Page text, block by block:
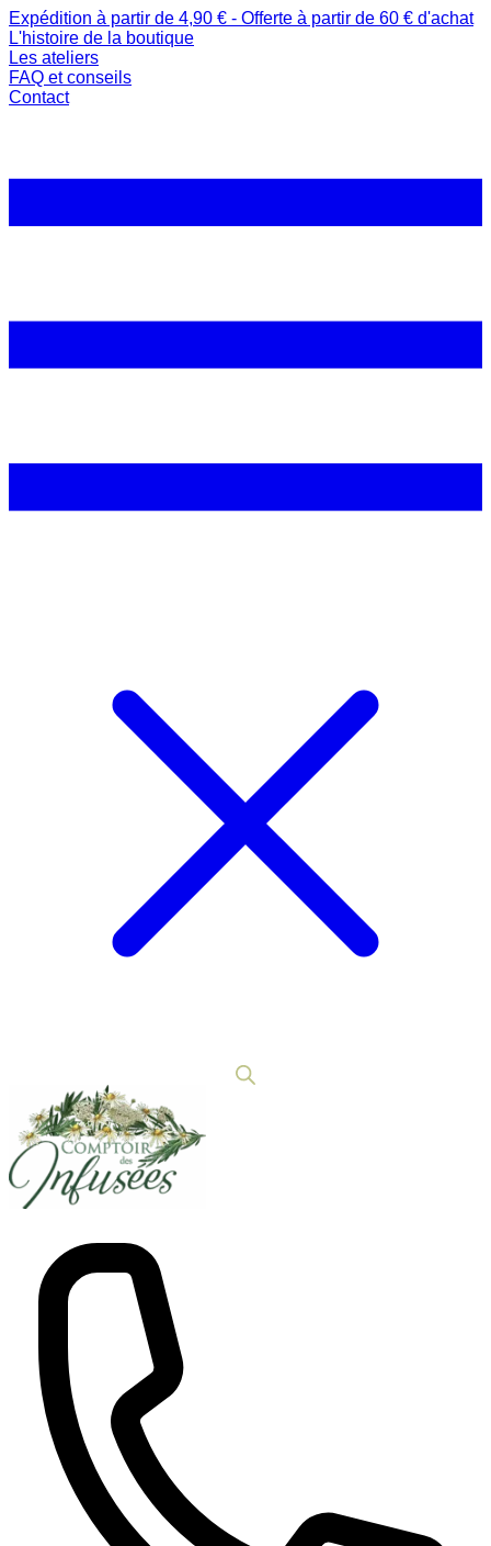
Expédition à partir de 4,90 € - Offerte à partir de 60 € d'achat
L'histoire de la boutique
Les ateliers
FAQ et conseils
Contact